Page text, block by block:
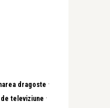
dragoste ·
televiziune ·